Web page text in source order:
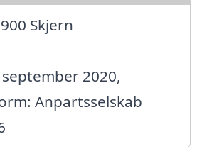
Skjern
2020,
Anpartsselskab